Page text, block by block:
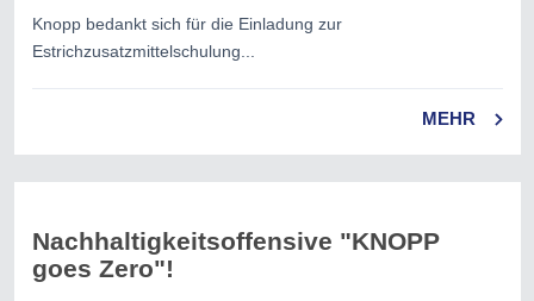
Knopp bedankt sich für die Einladung zur
Estrichzusatzmittelschulung...
MEHR
Nachhaltigkeitsoffensive "KNOPP
goes Zero"!